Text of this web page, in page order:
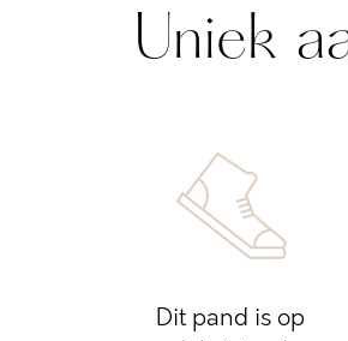
Uniek
Dit pand is op